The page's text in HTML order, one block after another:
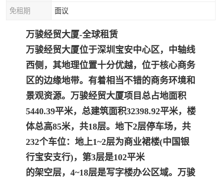
免租期 面议
万骏经贸大厦-全球租赁
万骏经贸大厦位于深圳宝安中心区，中轴线
西侧，其地理位置十分优越，位于核心商务
区的边缘地带。有着相当不错的商务环境和
景观资源。万骏经贸大厦项目总占地面积
5440.39平米，总建筑面积32398.92平米，楼
体总高85米，共18层。地下2层停车场，共
232个车位：地上1~2层为商业裙楼(中国银
行宝安支行)，第3层是102平米
的架空层，4~18层是写字楼办公区域。万骏